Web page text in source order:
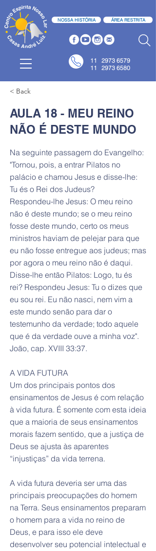
NOSSA HISTÓRIA ÁREA RESTRITA
11 2973 6579
11 2973 6580
< Back
AULA 18 - MEU REINO
NÃO É DESTE MUNDO
Na seguinte passagem do Evangelho:
"Tornou, pois, a entrar Pilatos no
palácio e chamou Jesus e disse-lhe:
Tu és o Rei dos Judeus?
Respondeu-lhe Jesus: O meu reino
não é deste mundo; se o meu reino
fosse deste mundo, certo os meus
ministros haviam de pelejar para que
eu não fosse entregue aos judeus; mas
por agora o meu reino não é daqui.
Disse-lhe então Pilatos: Logo, tu és
rei? Respondeu Jesus: Tu o dizes que
eu sou rei. Eu não nasci, nem vim a
este mundo senão para dar o
testemunho da verdade; todo aquele
que é da verdade ouve a minha voz".
João, cap. XVIII 33:37.
A VIDA FUTURA
Um dos principais pontos dos
ensinamentos de Jesus é com relação
à vida futura. É somente com esta ideia
que a maioria de seus ensinamentos
morais fazem sentido, que a justiça de
Deus se ajusta às aparentes
“injustiças” da vida terrena.
A vida futura deveria ser uma das
principais preocupações do homem
na Terra. Seus ensinamentos preparam
o homem para a vida no reino de
Deus, e para isso ele deve
desenvolver seu potencial intelectual e